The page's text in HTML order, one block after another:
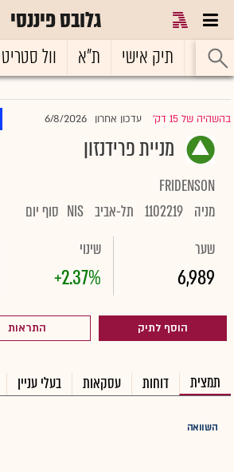
גלובס פיננסי
ראשי תיק אישי ת"א וול סטריט
בהשהיה של 15 דק' |עדכון אחרון 6/8/2026
מניית פרידנזון
FRIDENSON
מניה 1102219 תל-אביב NIS סוף יום
שער
6,989
שינוי
+2.37%
הוסף לתיק התראות
תמצית דוחות עסקאות בעלי עניין
השוואה